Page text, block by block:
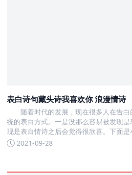
表白诗句藏头诗我喜欢你 浪漫情诗
随着时代的发展，现在很多人在告白
统的表白方式。一是没那么容易被发现
现是表白情诗之后会觉得很欣喜。下面
诗，需要的人可以参考看看
2021-09-28